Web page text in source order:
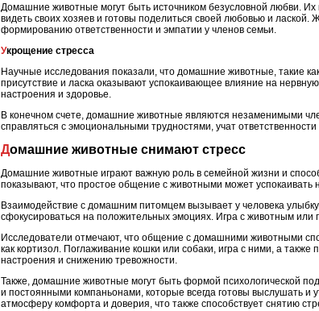
Домашние животные могут быть источником безусловной любви.
видеть своих хозяев и готовы поделиться своей любовью и
формированию ответственности и эмпатии у членов семьи.
Укрощение стресса
Научные исследования показали, что домашние животные, такие
присутствие и ласка оказывают успокаивающее влияние на
настроения и здоровье.
В конечном счете, домашние животные являются незаменимыми
справляться с эмоциональными трудностями, учат
Домашние животные снимают стресс
Домашние животные играют важную роль в семейной жизни и
показывают, что простое общение с животными может успокаивать
Взаимодействие с домашним питомцем вызывает у человека
сфокусироваться на положительных эмоциях. Игра с животным
Исследователи отмечают, что общение с домашними животными
как кортизол. Поглаживание кошки или собаки, игра с ними, а
настроения и снижению тревожности.
Также, домашние животные могут быть формой психологической
и постоянными компаньонами, которые всегда готовы выслушать
атмосферу комфорта и доверия, что также способствует снятию